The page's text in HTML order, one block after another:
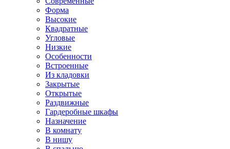
Форма
Высокие
Квадратные
Угловые
Низкие
Особенности
Встроенные
Из кладовки
Закрытые
Открытые
Раздвижные
Гардеробные шкафы
Назначение
В комнату
В нишу